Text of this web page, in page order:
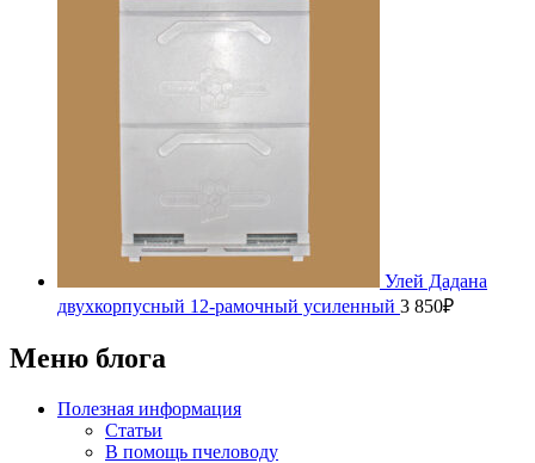
Улей Дадана
двухкорпусный 12-рамочный усиленный 3 850₽
Меню блога
Полезная информация
Статьи
В помощь пчеловоду